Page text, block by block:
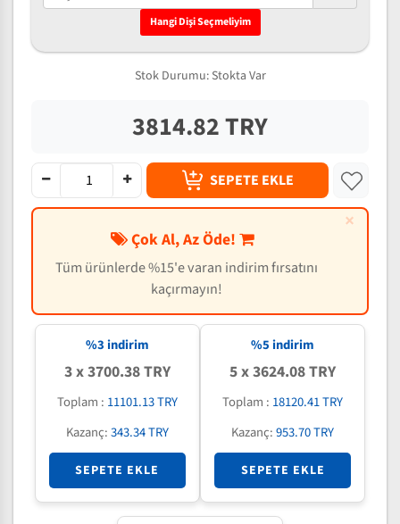
Hangi Dişi Seçmeliyim
Stok Durumu: Stokta Var
3814.82 TRY
SEPETE EKLE
×
Çok Al, Az Öde!
Tüm ürünlerde %15'e varan indirim fırsatını
kaçırmayın!
%3 indirim
3 x 3700.38 TRY
Toplam : 11101.13 TRY
Kazanç:343.34 TRY
SEPETE EKLE
%5 indirim
5 x 3624.08 TRY
Toplam : 18120.41 TRY
Kazanç:953.70 TRY
SEPETE EKLE